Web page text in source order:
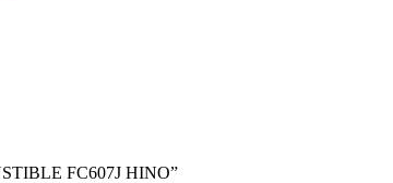
FC607J HINO”